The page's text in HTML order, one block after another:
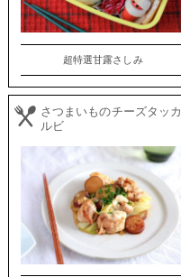
超特選甘露さしみ
さつまいものチーズタッカ
ルビ